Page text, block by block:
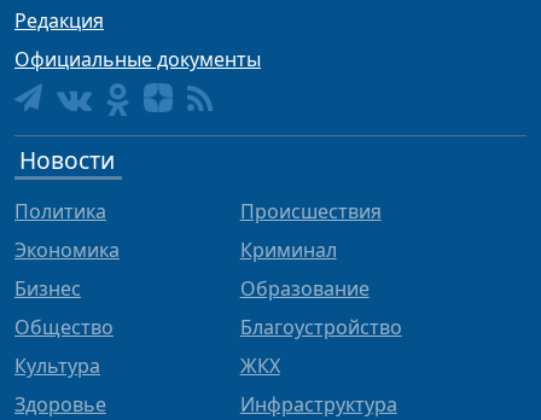
Редакция
Официальные документы
Новости
Политика
Экономика
Бизнес
Общество
Культура
Здоровье
Происшествия
Криминал
Образование
Благоустройство
ЖКХ
Инфраструктура